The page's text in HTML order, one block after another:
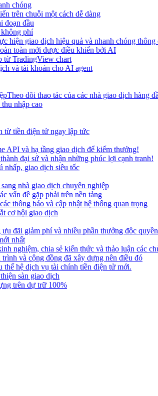
chóng
trên chuỗi một cách dễ dàng
đoạn đầu
phí
hiện giao dịch hiệu quả và nhanh chóng thông
toàn mới được điều khiển bởi AI
từ TradingView chart
và tài khoản cho AI agent
Theo dõi thao tác của các nhà giao dịch hàng
nhập cao
từ tiền điện tử ngay lập tức
API và hạ tầng giao dịch để kiếm thưởng!
đại sứ và nhận những phúc lợi cạnh tranh!
nhấp, giao dịch siêu tốc
nhà giao dịch chuyên nghiệp
vấn đề gặp phải trên nền tảng
thông báo và cập nhật hệ thống quan trọng
cơ hội giao dịch
đãi giảm phí và nhiều phần thưởng độc
nhất
nghiệm, chia sẻ kiến thức và thảo luận các
và cộng đồng đã xây dựng nên điều đó
thế hệ dịch vụ tài chính tiền điện tử mới.
sàn giao dịch
trên dự trữ 100%